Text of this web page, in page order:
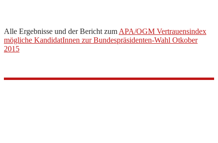
Alle Ergebnisse und der Bericht zum APA/OGM Vertrauensindex
mögliche KandidatInnen zur Bundespräsidenten-Wahl Otkober
2015